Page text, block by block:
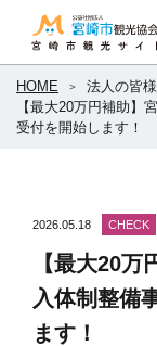
HOME
法人の皆
【最大20万円補助】
受付を開始します！
2026.05.18 CHECK
【最大20
入体制整備
ます！